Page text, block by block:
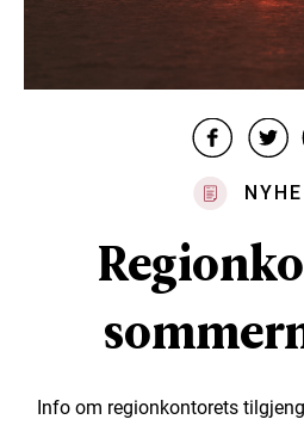
Info om regionkontorets